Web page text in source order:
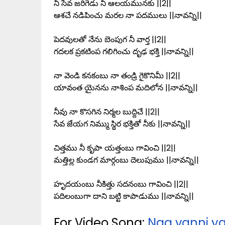
నీ సేవ జరిగెడు నీ ఆలయమునకు ||2||
ఆశచే నడిపించు మరల నా పదములు ||నావన్ని||
పెదవులతో నేను బెంపుగ నీ వార్త ||2||
గదలక ప్రకటింప గలిగించు దృఢ భక్తి ||నావన్ని||
నా వెండి కనకంబు నా తండ్రి గైకొనిమీ ||2||
యావంత యైనను నాశింప మదిలోన ||నావన్ని||
నీవు నా కొసగిన నిర్మల బుద్దిచే ||2||
సేవ జేయగ నిమ్ము స్థిర భక్తితో నీకు ||నావన్ని||
చిత్తము నీ కృపా యత్తంబు గావించి ||2||
మత్తిల్ల కుండగ మార్గంబు దెలుపుము ||నావన్ని||
హృదయంబు నీకిత్తు సదనంబు గావించి ||2||
పదిలంబుగా దాని బట్టి కాపాడుము ||నావన్ని||